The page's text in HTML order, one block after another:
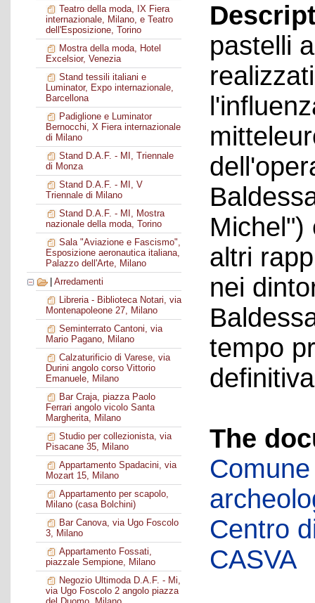
Teatro della moda, IX Fiera
internazionale, Milano, e Teatro
dell'Esposizione, Torino
Mostra della moda, Hotel
Excelsior, Venezia
Stand tessili italiani e
Luminator, Expo internazionale,
Barcellona
Padiglione e Luminator
Bernocchi, X Fiera internazionale
di Milano
Stand D.A.F. - MI, Triennale
di Monza
Stand D.A.F. - MI, V
Triennale di Milano
Stand D.A.F. - MI, Mostra
nazionale della moda, Torino
Sala "Aviazione e Fascismo",
Esposizione aeronautica italiana,
Palazzo dell'Arte, Milano
Arredamenti
Libreria - Biblioteca Notari, via
Montenapoleone 27, Milano
Seminterrato Cantoni, via
Mario Pagano, Milano
Calzaturificio di Varese, via
Durini angolo corso Vittorio
Emanuele, Milano
Bar Craja, piazza Paolo
Ferrari angolo vicolo Santa
Margherita, Milano
Studio per collezionista, via
Pisacane 35, Milano
Appartamento Spadacini, via
Mozart 15, Milano
Appartamento per scapolo,
Milano (casa Bolchini)
Bar Canova, via Ugo Foscolo
3, Milano
Appartamento Fossati,
piazzale Sempione, Milano
Negozio Ultimoda D.A.F. - Mi,
via Ugo Foscolo 2 angolo piazza
pastelli
Michel")
altri
nei
tempo
The
Centro
CASVA